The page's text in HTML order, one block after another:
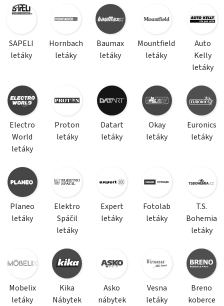
SAPELI
letáky
Hornbach
letáky
Baumax
letáky
Mountfield
letáky
Auto
Kelly
letáky
Electro
World
letáky
Proton
letáky
Datart
letáky
Okay
letáky
Euronics
letáky
Planeo
letáky
Elektro
Spáčil
letáky
Expert
letáky
Fotolab
letáky
T.S.
Bohemia
letáky
Mobelix
letáky
Kika
Nábytek
Asko
nábytek
Vesna
letáky
Breno
koberce